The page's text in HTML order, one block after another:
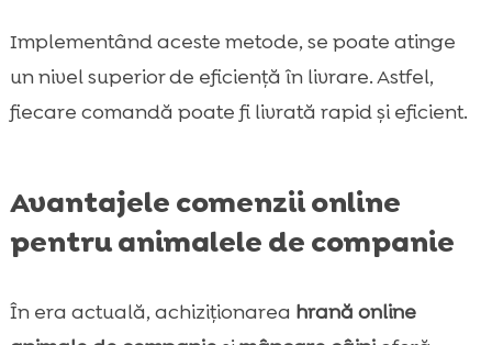
Implementând aceste metode, se poate atinge
un nivel superior de eficiență în livrare. Astfel,
fiecare comandă poate fi livrată rapid și eficient.
Avantajele comenzii online
pentru animalele de companie
În era actuală, achiziționarea hrană online